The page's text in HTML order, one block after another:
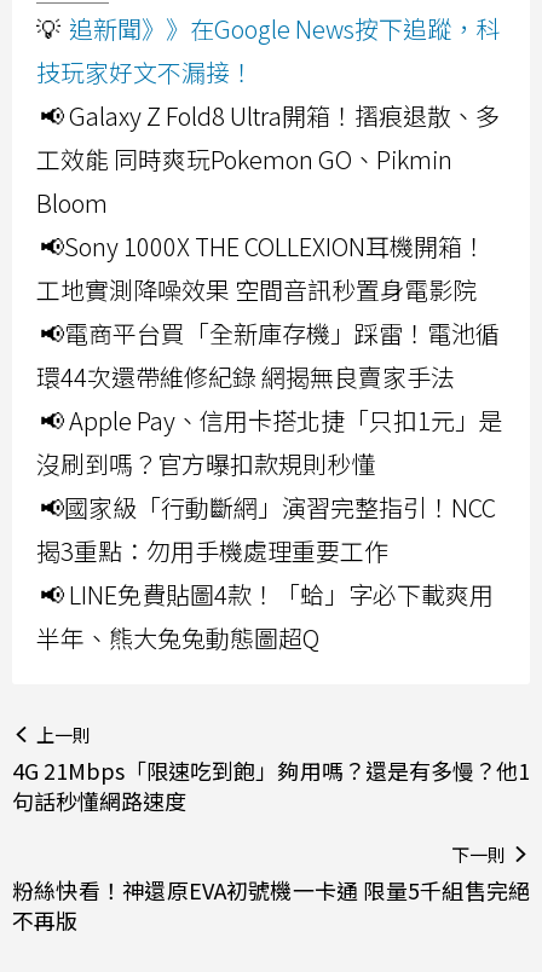
💡 追新聞》》在Google News按下追蹤，科
技玩家好文不漏接！
📢 Galaxy Z Fold8 Ultra開箱！摺痕退散、多
工效能 同時爽玩Pokemon GO、Pikmin
Bloom
📢Sony 1000X THE COLLEXION耳機開箱！
工地實測降噪效果 空間音訊秒置身電影院
📢電商平台買「全新庫存機」踩雷！電池循
環44次還帶維修紀錄 網揭無良賣家手法
📢 Apple Pay、信用卡搭北捷「只扣1元」是
沒刷到嗎？官方曝扣款規則秒懂
📢國家級「行動斷網」演習完整指引！NCC
揭3重點：勿用手機處理重要工作
📢 LINE免費貼圖4款！「蛤」字必下載爽用
半年、熊大兔兔動態圖超Q
上一則
4G 21Mbps「限速吃到飽」夠用嗎？還是有多慢？他1
句話秒懂網路速度
下一則
粉絲快看！神還原EVA初號機一卡通 限量5千組售完絕
不再版